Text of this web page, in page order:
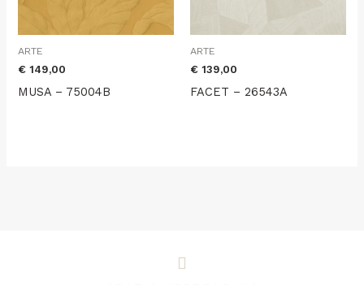
ARTE
€ 149,00
MUSA – 75004B
ARTE
€ 139,00
FACET – 26543A